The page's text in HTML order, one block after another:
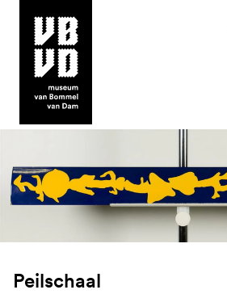
museum van Bommel van Dam
Peilschaal